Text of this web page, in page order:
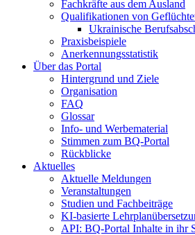
Fachkräfte aus dem Ausland
Qualifikationen von
Ukrainische
Praxisbeispiele
Anerkennungsstatistik
Über das Portal
Hintergrund und Ziele
Organisation
FAQ
Glossar
Info- und Werbematerial
Stimmen zum BQ-Portal
Rückblicke
Aktuelles
Aktuelle Meldungen
Veranstaltungen
Studien und Fachbeiträge
KI-basierte
API: BQ-Portal Inhalte in ihr